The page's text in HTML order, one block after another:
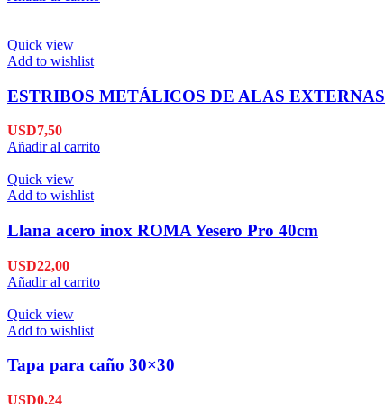
Quick view
Add to wishlist
ESTRIBOS METÁLICOS DE ALAS EXTERNAS
USD7,50
Añadir al carrito
Quick view
Add to wishlist
Llana acero inox ROMA Yesero Pro 40cm
USD22,00
Añadir al carrito
Quick view
Add to wishlist
Tapa para caño 30×30
USD0,24